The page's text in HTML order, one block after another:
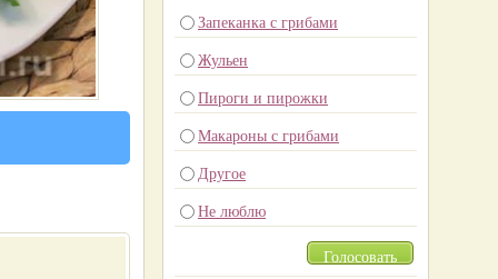
Запеканка с грибами
Жульен
Пироги и пирожки
Макароны с грибами
Другое
Не люблю
Голосовать